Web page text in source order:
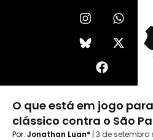
I
n
s
t
r
m
W
h
a
t
p
X
-
t
w
t
r
b
o
o
O que está em jogo
clássico contra o São
Por: Jonathan Luan* | 3 de setembro